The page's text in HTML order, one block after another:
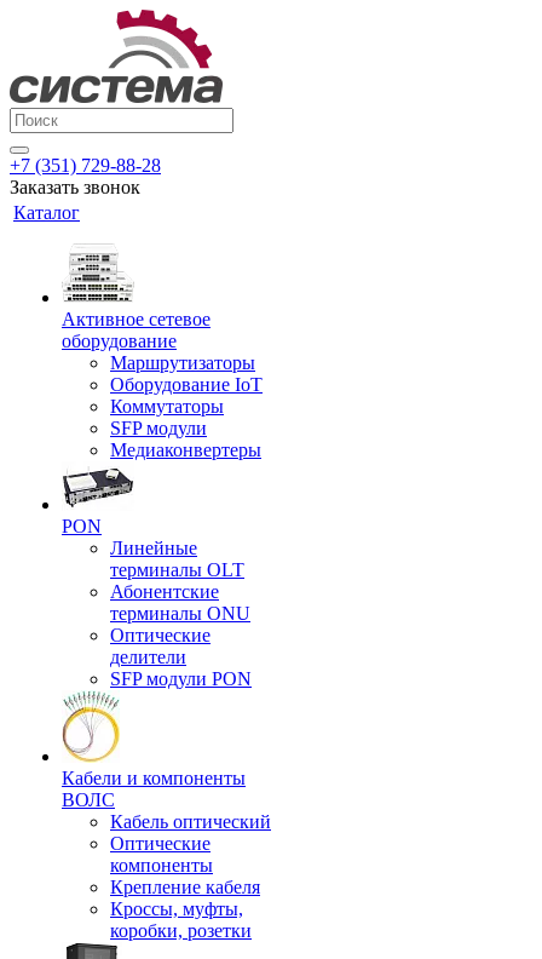
+7 (351) 729-88-28
Заказать звонок
Каталог
Активное сетевое
оборудование
Маршрутизаторы
Оборудование IoT
Коммутаторы
SFP модули
Медиаконвертеры
PON
Линейные
терминалы OLT
Абонентские
терминалы ONU
Оптические
делители
SFP модули PON
Кабели и компоненты
ВОЛС
Кабель оптический
Оптические
компоненты
Крепление кабеля
Кроссы, муфты,
коробки, розетки